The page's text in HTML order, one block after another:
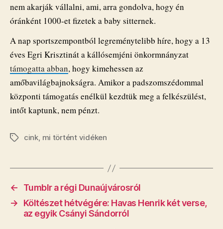
nem akarják vállalni, ami, arra gondolva, hogy én
óránként 1000-et fizetek a baby sitternek.
A nap sportszempontból legreménytelibb híre, hogy a 13
éves Egri Krisztinát a kállósemjéni önkormnányzat
támogatta abban, hogy kimehessen az
amőbavilágbajnokságra. Amikor a padszomszédommal
központi támogatás enélkül kezdtük meg a felkészülést,
intőt kaptunk, nem pénzt.
Címkék
cink, mi történt vidéken
←
Tumblr a régi Dunaújvárosról
→
Költészet hétvégére: Havas Henrik két verse,
az egyik Csányi Sándorról